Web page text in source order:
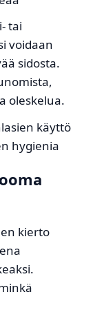
tai
voidaan
sidosta.
oleskelua.
käyttö
hygienia
kierto